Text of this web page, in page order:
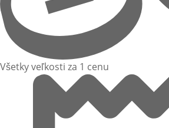
Všetky veľkosti za 1 cenu